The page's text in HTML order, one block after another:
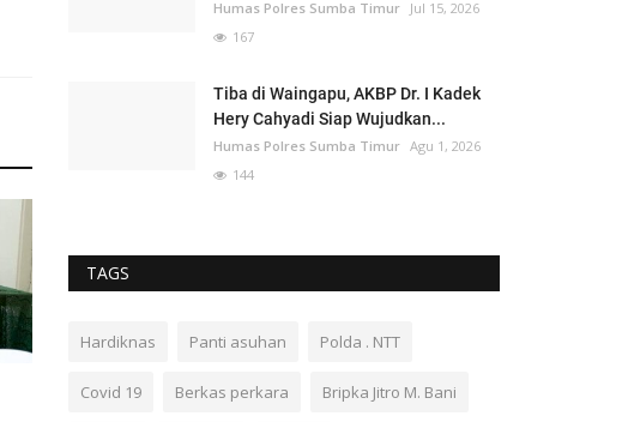
Humas Polres Sumba Timur Jul 15, 2026
167
Tiba di Waingapu, AKBP Dr. I Kadek
Hery Cahyadi Siap Wujudkan...
Humas Polres Sumba Timur Agu 1, 2026
144
TAGS
Hardiknas Panti asuhan Polda . NTT
Covid 19 Berkas perkara Bripka Jitro M. Bani